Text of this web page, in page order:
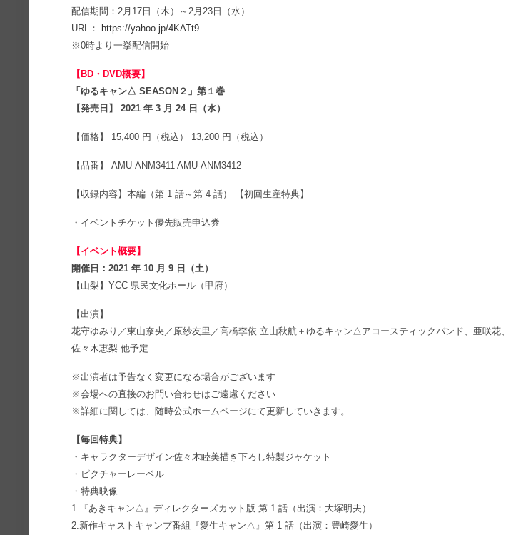
配信期間：2月17日（木）～2月23日（水）
URL：
https://yahoo.jp/4KATt9
※0時より一挙配信開始
【BD・DVD概要】
「ゆるキャン△ SEASON２」第１巻
【発売日】 2021 年 3 月 24 日（水）
【価格】 15,400 円（税込） 13,200 円（税込）
【品番】AMU-ANM3411AMU-ANM3412
【収録内容】本編（第 1 話～第 4 話） 【初回生産特典】
・イベントチケット優先販売申込券
【イベント概要】
開催日：2021 年 10 月 9 日（土）
【山梨】YCC 県民文化ホール（甲府）
【出演】
花守ゆみり／東山奈央／原紗友里／高橋李依 立山秋航＋ゆるキャン△アコースティックバンド、亜咲花、
佐々木恵梨 他予定
※出演者は予告なく変更になる場合がございます
※会場への直接のお問い合わせはご遠慮ください
※詳細に関しては、随時公式ホームページにて更新していきます。
【毎回特典】
・キャラクターデザイン佐々木睦美描き下ろし特製ジャケット
・ピクチャーレーベル
・特典映像
1.『あきキャン△』ディレクターズカット版 第 1 話（出演：大塚明夫）
2.新作キャストキャンプ番組『愛生キャン△』第 1 話（出演：豊崎愛生）